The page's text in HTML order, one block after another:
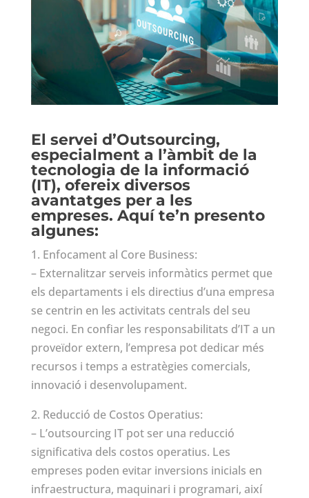
El servei d’Outsourcing,
especialment a l’àmbit de la
tecnologia de la informació
(IT), ofereix diversos
avantatges per a les
empreses. Aquí te’n presento
algunes:
1. Enfocament al Core Business:
– Externalitzar serveis informàtics permet que
els departaments i els directius d’una empresa
se centrin en les activitats centrals del seu
negoci. En confiar les responsabilitats d’IT a un
proveïdor extern, l’empresa pot dedicar més
recursos i temps a estratègies comercials,
innovació i desenvolupament.
2. Reducció de Costos Operatius:
– L’outsourcing IT pot ser una reducció
significativa dels costos operatius. Les
empreses poden evitar inversions inicials en
infraestructura, maquinari i programari, així